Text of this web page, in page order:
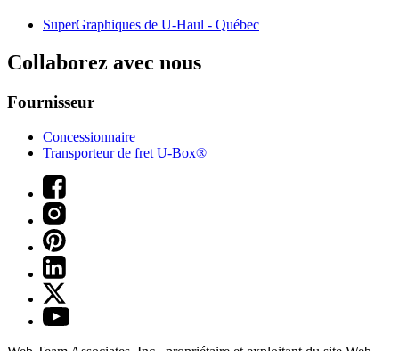
SuperGraphiques de U-Haul - Québec
Collaborez avec nous
Fournisseur
Concessionnaire
Transporteur de fret U-Box®